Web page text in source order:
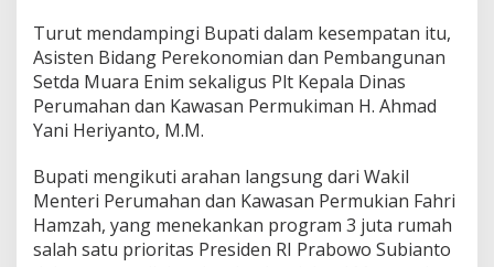
n
B
P
H
a
n
P
B
G
Turut mendampingi Bupati dalam kesempatan itu,
Asisten Bidang Perekonomian dan Pembangunan
Setda Muara Enim sekaligus Plt Kepala Dinas
Perumahan dan Kawasan Permukiman H. Ahmad
Yani Heriyanto, M.M.
Bupati mengikuti arahan langsung dari Wakil
Menteri Perumahan dan Kawasan Permukian Fahri
Hamzah, yang menekankan program 3 juta rumah
salah satu prioritas Presiden RI Prabowo Subianto